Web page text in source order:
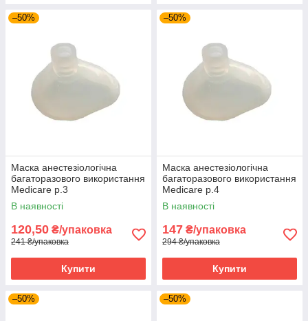
–50%
Маска анестезіологічна
багаторазового використання
Medicare р.3
В наявності
120,50 ₴/упаковка
241 ₴/упаковка
Купити
–50%
Маска анестезіологічна
багаторазового використання
Medicare р.4
В наявності
147 ₴/упаковка
294 ₴/упаковка
Купити
–50% –50%